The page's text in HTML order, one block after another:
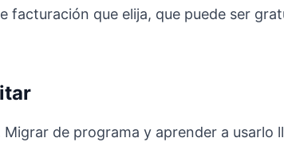
facturación que elija, que puede ser
Migrar de programa y aprender a usarlo